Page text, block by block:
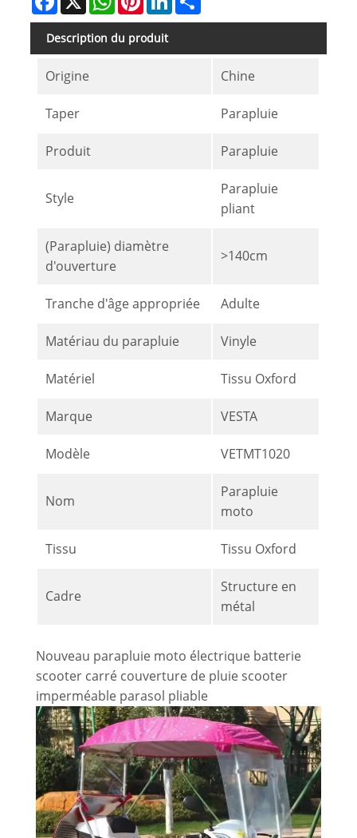
Description du produit
Origine Chine
Taper Parapluie
Produit Parapluie
Style
Parapluie
pliant
(Parapluie) diamètre
d'ouverture
>140cm
Tranche d'âge appropriée Adulte
Matériau du parapluie Vinyle
Matériel Tissu Oxford
Marque VESTA
Modèle VETMT1020
Nom
Parapluie
moto
Tissu Tissu Oxford
Cadre
Structure en
métal
Nouveau parapluie moto électrique batterie
scooter carré couverture de pluie scooter
imperméable parasol pliable